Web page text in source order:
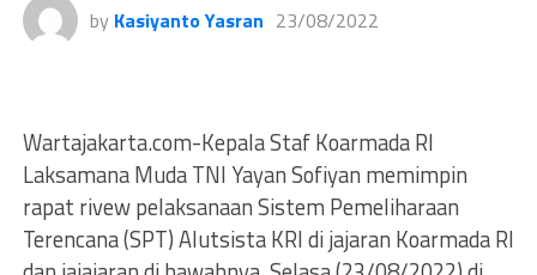
by Kasiyanto Yasran 23/08/2022
Wartajakarta.com-Kepala Staf Koarmada RI
Laksamana Muda TNI Yayan Sofiyan memimpin
rapat rivew pelaksanaan Sistem Pemeliharaan
Terencana (SPT) Alutsista KRI di jajaran Koarmada RI